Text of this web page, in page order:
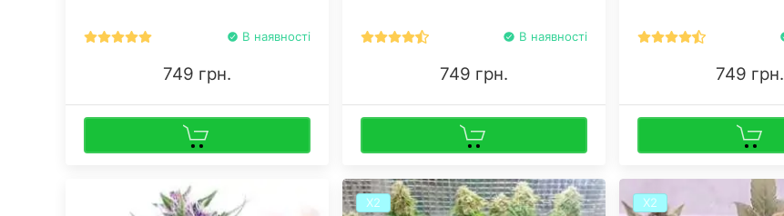
В наявності
749 грн.
В наявності
749 грн. 749 грн.
Х2 Х2